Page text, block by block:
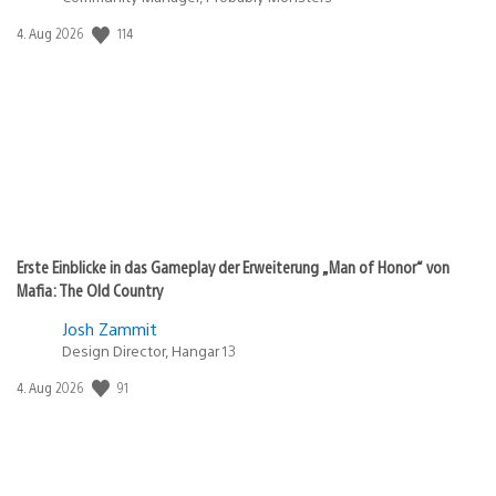
Veröffentlichungsdatum:
4. Aug 2026 114
Erste Einblicke in das Gameplay der Erweiterung „Man of Honor“ von
Mafia: The Old Country
Josh Zammit
Design Director, Hangar 13
Veröffentlichungsdatum:
4. Aug 2026 91